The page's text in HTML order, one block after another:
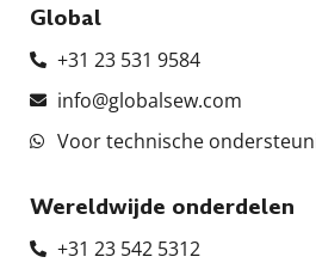
Global
+31 23 531 9584
info@globalsew.com
Voor technische
Wereldwijde onderdelen
+31 23 542 5312